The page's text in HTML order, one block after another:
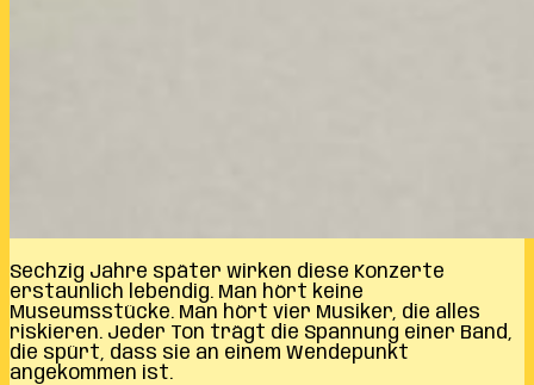
Sechzig Jahre später wirken diese Konzerte
erstaunlich lebendig. Man hört keine
Museumsstücke. Man hört vier Musiker, die alles
riskieren. Jeder Ton trägt die Spannung einer Band,
die spürt, dass sie an einem Wendepunkt
angekommen ist.